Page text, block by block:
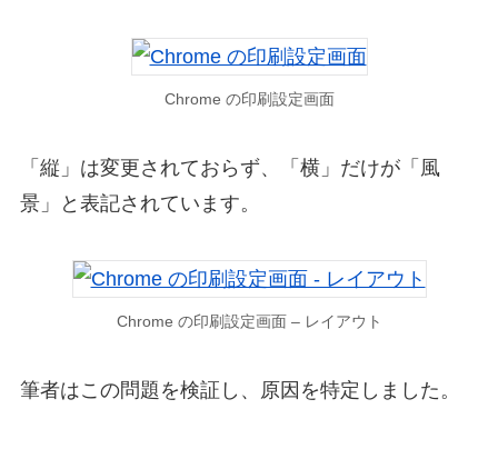
Chrome の印刷設定画面
「縦」は変更されておらず、「横」だけが「風
景」と表記されています。
Chrome の印刷設定画面 – レイアウト
筆者はこの問題を検証し、原因を特定しました。